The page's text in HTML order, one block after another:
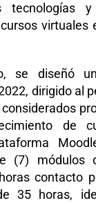
tecnologías
virtuales
se diseñó
dirigido al
de
(7) módulos
contacto
35 horas,